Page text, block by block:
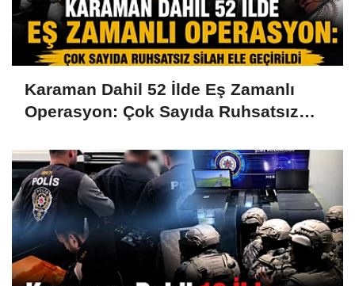
Karaman Dahil 52 İlde Eş Zamanlı
Operasyon: Çok Sayıda Ruhsatsız